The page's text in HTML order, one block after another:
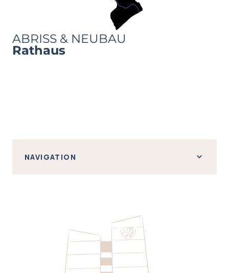
ABRISS & NEUBAU
Rathaus
NAVIGATION